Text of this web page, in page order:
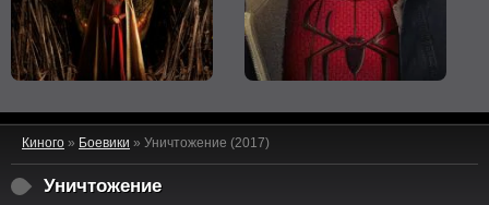
Киного » Боевики » Уничтожение (2017)
Уничтожение